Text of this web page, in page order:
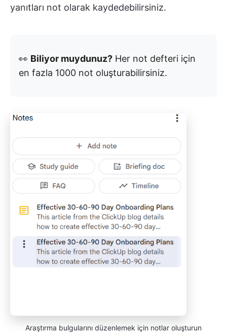
yanıtları not olarak kaydedebilirsiniz.
👀 Biliyor muydunuz? Her not defteri için
en fazla 1000 not oluşturabilirsiniz.
Araştırma bulgularını düzenlemek için notlar oluşturun